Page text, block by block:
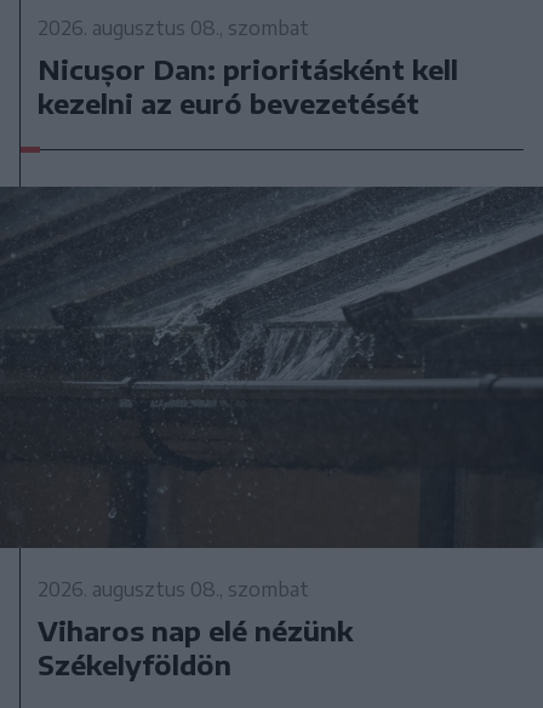
2026. augusztus 08., szombat
Nicușor Dan: prioritásként kell
kezelni az euró bevezetését
2026. augusztus 08., szombat
Viharos nap elé nézünk
Székelyföldön